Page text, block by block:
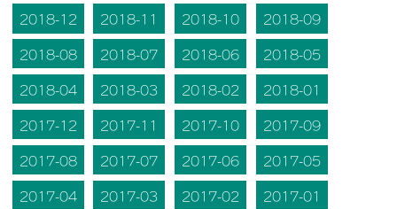
2018-12
2018-11 2018-10
2018-09
2018-08
2018-07 2018-06
2018-05
2018-04
2018-03 2018-02
2018-01
2017-12
2017-11 2017-10
2017-09
2017-08
2017-07 2017-06
2017-05
2017-04
2017-03 2017-02
2017-01